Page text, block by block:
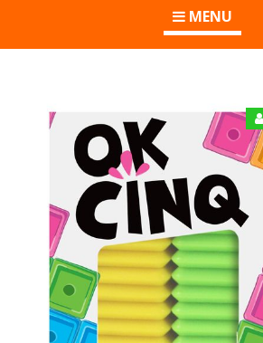
MENU